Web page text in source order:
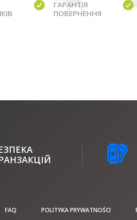
ГАРАНТІЯ
ПОВЕРНЕННЯ
FAQ POLITYKA PRYWATNOŚCI